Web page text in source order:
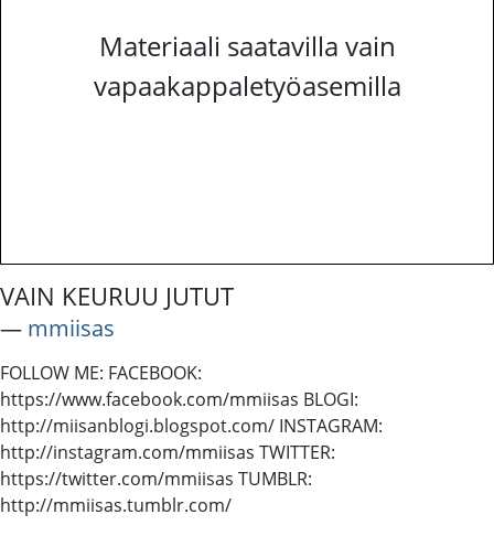
Materiaali saatavilla vain
vapaakappaletyöasemilla
VAIN KEURUU JUTUT
― mmiisas
FOLLOW ME: FACEBOOK:
https://www.facebook.com/mmiisas BLOGI:
http://miisanblogi.blogspot.com/ INSTAGRAM:
http://instagram.com/mmiisas TWITTER:
https://twitter.com/mmiisas TUMBLR:
http://mmiisas.tumblr.com/